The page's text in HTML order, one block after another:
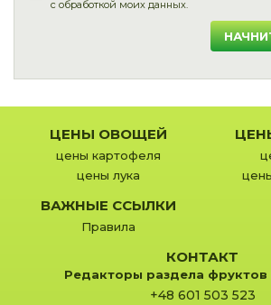
с обработкой моих данных.
ЦЕНЫ ОВОЩЕЙ
цены картофеля
цены лука
ВАЖНЫЕ ССЫЛКИ
Правила
КОНТАКТ
Редакторы раздела
+48 601 503 523